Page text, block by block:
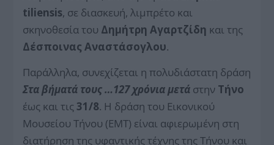
tiliensis, σε διασκευή, λιμπρέτο και
σκηνοθεσία του Δημήτρη Αγαρτζίδη και της
Δέσποινας Αναστάσογλου.
Παράλληλα, συνεχίζεται η πολυδιάστατη δράση
Στα βήματά τους …127 χρόνια μετά στην Τήνο
έως και τις 31/8. Η δράση του Εικονικού
Μουσείου Τήνου (ΕΜΤ) είναι αφιερωμένη στη
διατήρηση της υφαντικής τέχνης της Τήνου και